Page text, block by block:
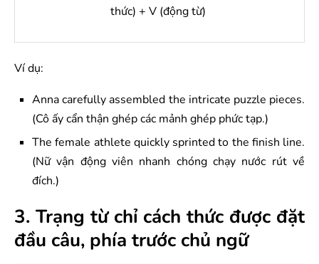
thức) + V (động từ)
Ví dụ:
Anna carefully assembled the intricate puzzle pieces.
(Cô ấy cẩn thận ghép các mảnh ghép phức tạp.)
The female athlete quickly sprinted to the finish line.
(Nữ vận động viên nhanh chóng chạy nước rút về
đích.)
3. Trạng từ chỉ cách thức được đặt
đầu câu, phía trước chủ ngữ